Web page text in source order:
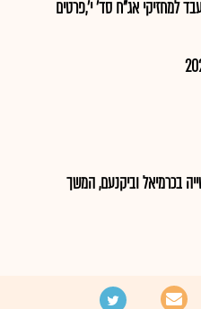
למחזיקי אג"ח סד' י',פרטים
בכרמיאל וביקנעם, המשך